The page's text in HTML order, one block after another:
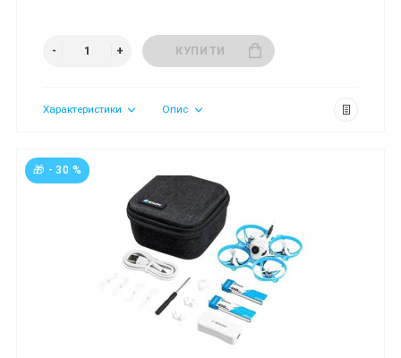
КУПИТИ
Характеристики Опис
🎁 - 30 %